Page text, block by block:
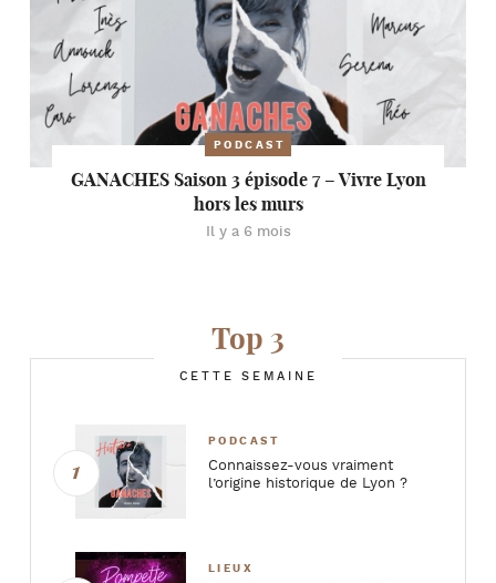
PODCAST
GANACHES Saison 3 épisode 7 – Vivre Lyon
hors les murs
Il y a 6 mois
Top 3
CETTE SEMAINE
PODCAST
Connaissez-vous vraiment
l’origine historique de Lyon ?
LIEUX